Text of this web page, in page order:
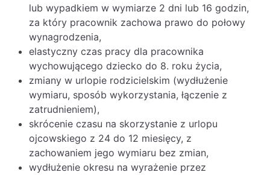
lub wypadkiem w wymiarze 2 dni lub 16 godzin,
za który pracownik zachowa prawo do połowy
wynagrodzenia,
elastyczny czas pracy dla pracownika
wychowującego dziecko do 8. roku życia,
zmiany w urlopie rodzicielskim (wydłużenie
wymiaru, sposób wykorzystania, łączenie z
zatrudnieniem),
skrócenie czasu na skorzystanie z urlopu
ojcowskiego z 24 do 12 miesięcy, z
zachowaniem jego wymiaru bez zmian,
wydłużenie okresu na wyrażenie przez